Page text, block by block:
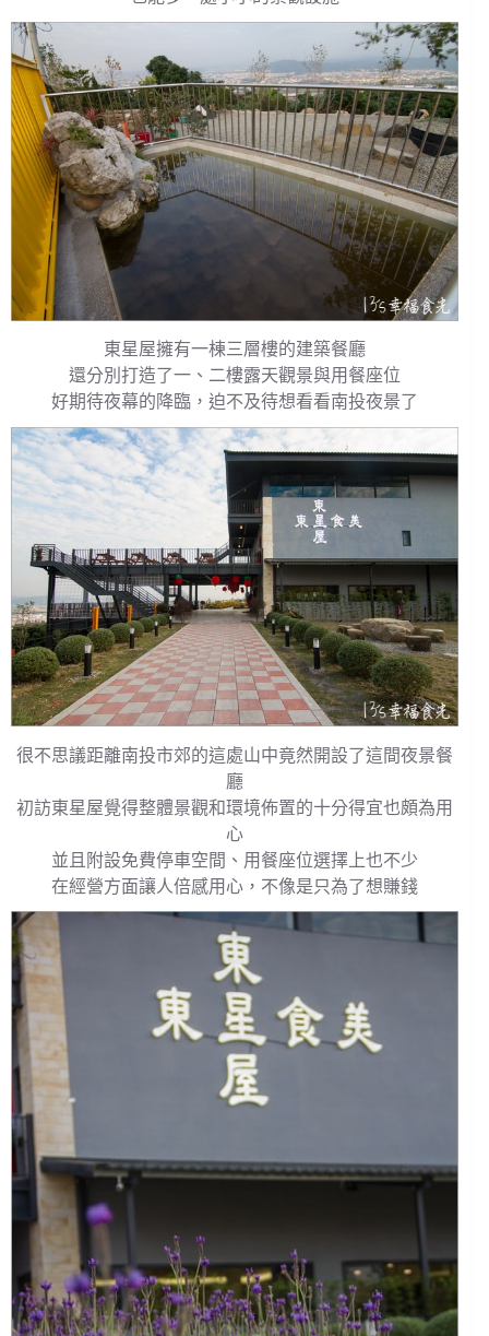
東星屋擁有一棟三層樓的建築餐廳
還分別打造了一、二樓露天觀景與用餐座位
好期待夜幕的降臨，迫不及待想看看南投夜景了
很不思議距離南投市郊的這處山中竟然開設了這間夜景餐
廳
初訪東星屋覺得整體景觀和環境佈置的十分得宜也頗為用
心
並且附設免費停車空間、用餐座位選擇上也不少
在經營方面讓人倍感用心，不像是只為了想賺錢